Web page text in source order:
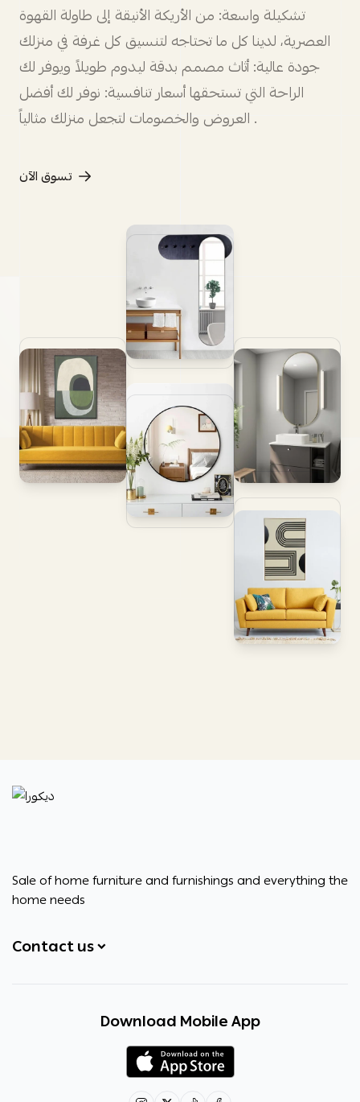
تشكيلة واسعة: من الأريكة الأنيقة إلى طاولة القهوة
العصرية، لدينا كل ما تحتاجه لتنسيق كل غرفة في منزلك
جودة عالية: أثاث مصمم بدقة ليدوم طويلاً ويوفر لك
الراحة التي تستحقها أسعار تنافسية: نوفر لك أفضل
العروض والخصومات لتجعل منزلك مثالياً .
تسوق الآن
ديكورا
Sale of home furniture and furnishings and everything the
home needs
Contact us
+966531828315
decora6586@gmail.com
Download Mobile App